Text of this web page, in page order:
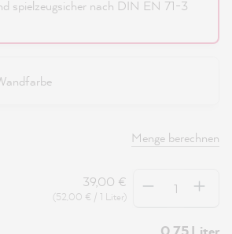
spielzeugsicher nach DIN EN 71-3
Menge berechnen
39,00 €
(52,00 € / 1 Liter)